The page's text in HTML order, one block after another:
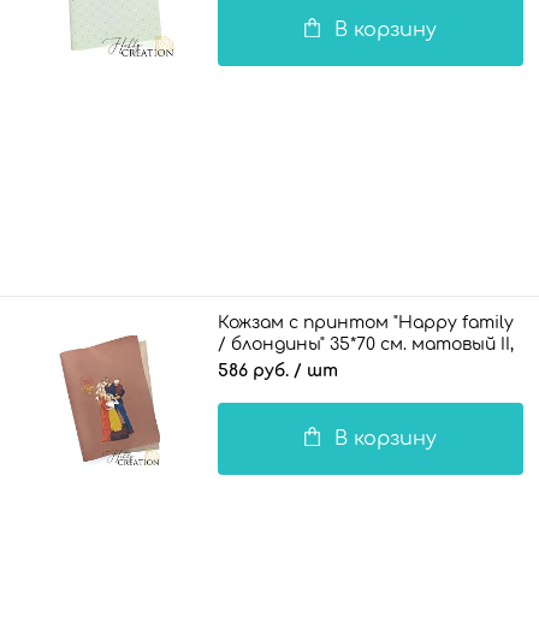
В корзину
Кожзам с принтом "Happy family
/ блондины" 35*70 см. матовый II,
мокко
586 руб. / шт
В корзину